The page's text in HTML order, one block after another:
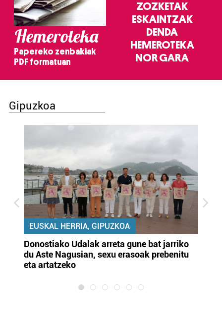
Hemeroteka
Papereko zenbakiak
PDF formatuan
ZOZKETAK
ESKAINTZAK
DENDA
HEMEROTEKA
NOR GARA
Gipuzkoa
EUSKAL HERRIA, GIPUZKOA
Donostiako Udalak arreta gune bat jarriko
du Aste Nagusian, sexu erasoak prebenitu
eta artatzeko